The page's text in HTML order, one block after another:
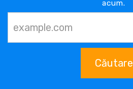
acum.
Căutare